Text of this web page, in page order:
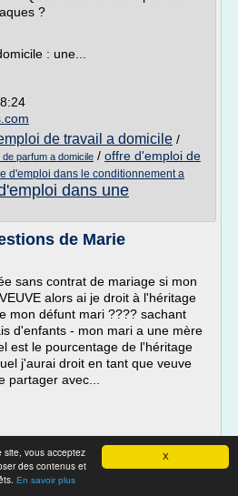
X
site, vous acceptez
des contenus et
En savoir plus
?
: une...
de travail a domicile /
parfum a domicile / offre d'emploi de
d'emploi dans le conditionnement a
dans une
de Marie
sans contrat de mariage si mon
alors ai je droit à l'héritage
mon défunt mari ???? sachant
d'enfants - mon mari a une mère
est le pourcentage de l'héritage
j'aurai droit en tant que veuve
partager avec...
droits de l homme
social/offre d'emploi commerce